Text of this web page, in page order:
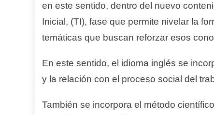
en este sentido, dentro del nuevo
Inicial, (TI), fase que permite nivelar la
temáticas que buscan reforzar esos
En este sentido, el idioma inglés se
y la relación con el proceso social del
También se incorpora el método